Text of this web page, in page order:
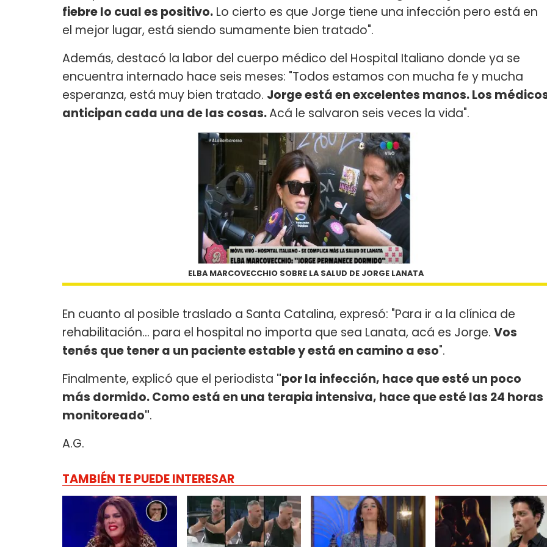
fiebre lo cual es positivo. Lo cierto es que Jorge tiene una infección pero está en
el mejor lugar, está siendo sumamente bien tratado".
Además, destacó la labor del cuerpo médico del Hospital Italiano donde ya se
encuentra internado hace seis meses: "Todos estamos con mucha fe y mucha
esperanza, está muy bien tratado. Jorge está en excelentes manos. Los
anticipan cada una de las cosas.Acá le salvaron seis veces la vida".
ELBA MARCOVECCHIO SOBRE LA SALUD DE JORGE LANATA
En cuanto al posible traslado a Santa Catalina, expresó: "Para ir a la clínica de
rehabilitación... para el hospital no importa que sea Lanata, acá es Jorge. Vos
tenés que tener a un paciente estable y está en camino a eso".
Finalmente, explicó que el periodista "por la infección, hace que esté un poco
más dormido. Como está en una terapia intensiva, hace que esté las 24 horas
monitoreado".
A.G.
TAMBIÉN TE PUEDE INTERESAR